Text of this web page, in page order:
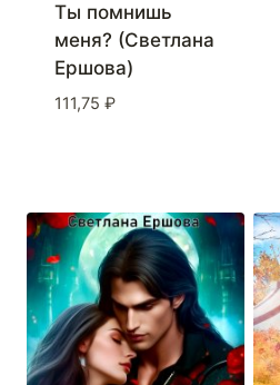
Ты помнишь
меня? (Светлана
Ершова)
111,75 ₽